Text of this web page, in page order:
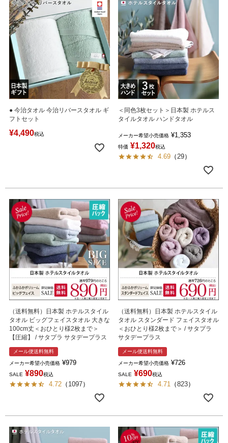
● 今治タオル 今治リバースタオル ギ
フトセット
¥4,490税込
＜同色3枚セット＞日本製 ホテルス
タイルタオル ハンドタオル
メーカー希望小売価格 ¥1,353
特価 ¥1,320税込
4.69 （29）
（送料無料）日本製 ホテルスタイル
タオル ビッグフェイスタオル 大きな
100cm丈＜おひとり様2枚まで＞
【圧縮】 / サタプラ サタデープラス
メール便送料無料
メーカー希望小売価格 ¥979
SALE ¥890税込
4.72 （ 1097）
（送料無料）日本製 ホテルスタイル
タオル スタンダード フェイスタオル
＜おひとり様2枚まで＞ / サタプラ
サタデープラス
メール便送料無料
メーカー希望小売価格 ¥726
SALE ¥690税込
4.71 （823）